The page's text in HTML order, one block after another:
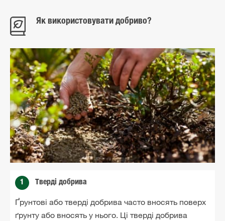
Як використовувати добриво?
1 Тверді добрива
Ґрунтові або тверді добрива часто вносять поверх
ґрунту або вносять у нього. Ці тверді добрива